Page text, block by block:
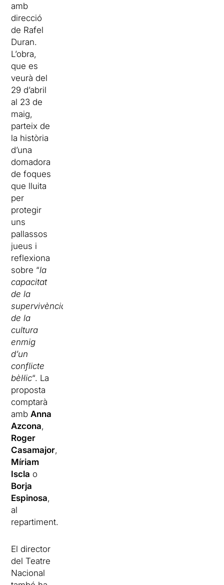
amb
direcció
de Rafel
Duran.
L’obra,
que es
veurà del
29 d’abril
al 23 de
maig,
parteix de
la història
d’una
domadora
de foques
que lluita
per
protegir
uns
pallassos
jueus i
reflexiona
sobre “la
capacitat
de la
supervivència
de la
cultura
enmig
d’un
conflicte
bèl·lic“. La
proposta
comptarà
ambAnna
Azcona,
Roger
Casamajor,
Míriam
Iscla o
Borja
Espinosa,
al
repartiment.
El director
del Teatre
Nacional